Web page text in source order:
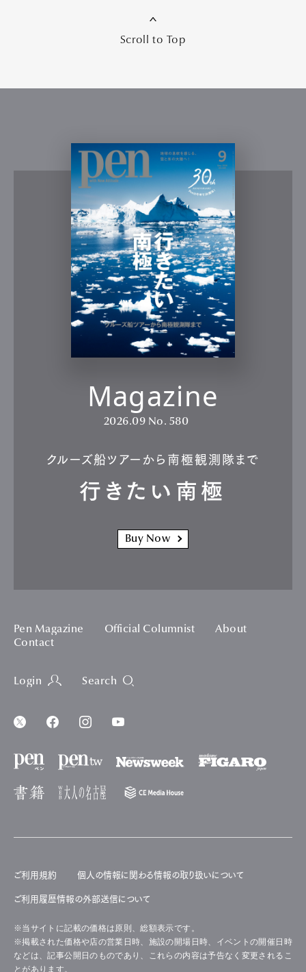
Scroll to Top
Magazine
2026.09 No. 580
クルーズ船ツアーから南極観測隊まで
行きたい南極
Buy Now
Pen Magazine Official Columnist
About
Contact
Login Search
ご利用規約 個人の情報に関わる情報の取り扱いについて
ご利用履歴情報の外部送信について
※当サイトに記載の価格は原則、総額表示です。
※掲載された価格や店の営業日時、施設の開場日時、イベントの開催日時
などは、記事公開日のものであり、これらの内容は予告なく変更されるこ
とがあります。